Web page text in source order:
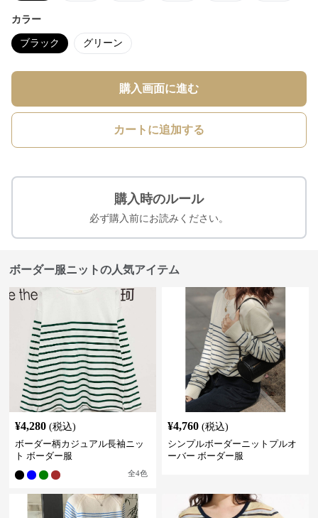
カラー
ブラック グリーン
購入画面に進む
カートに追加する
購入時のルール
必ず購入前にお読みください。
ボーダー服ニットの人気アイテム
¥4,280 (税込)
ボーダー柄カジュアル長袖ニッ
ト ボーダー服
全4色
¥4,760 (税込)
シンプルボーダーニットプルオ
ーバー ボーダー服